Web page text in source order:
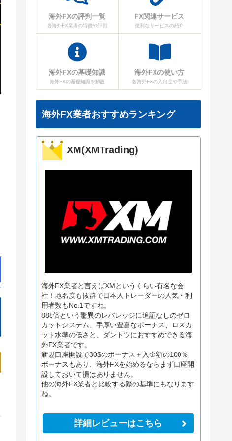
海外FXの評判一覧
各海外FX業者の特徴や評判
FX関連サービス
便利なサービスの紹介
海外FXの基礎知識
海外FXの基礎知識を解説
海外FXの使い方
各海外FXの入出金や手法
海外FX業者おすすめランキング
XM(XMTrading)
海外FX業者と言えばXMというくらい有名な会
社！地名度も抜群で日本人トレーダーの人気・利
用者数もNo.1ですね。
888倍という驚異のレバレッジに追証なしのゼロ
カットシステム、手厚い豊富なボーナス、ロスカ
ット水準の低さと、ダントツにおすすめできる海
外FX業者です。
新規口座開設で30$のボーナス＋入金額の100％
ボーナスもあり、海外FXを始めるならまず口座開
設しておいて損はありません。
他の海外FX業者と比較する際の基準にもなります
ね。
詳細レビューはこちら